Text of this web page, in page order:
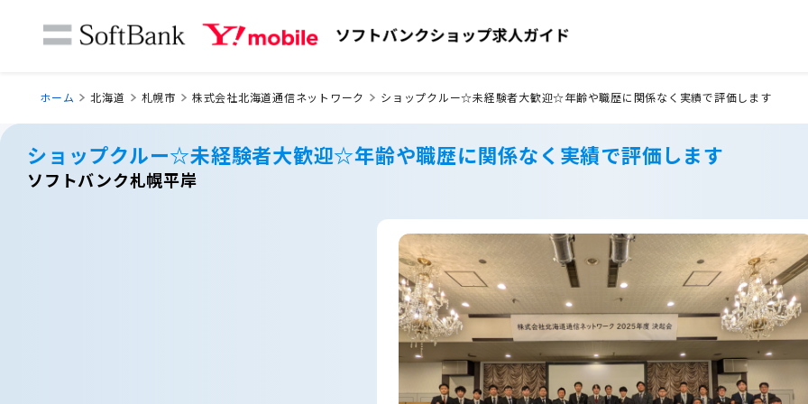
ホーム 北海道 札幌市 株式会社北海道通信ネットワーク ショップクルー☆未経験者大歓迎☆年齢や職歴に関係なく実績で評価します
ショップクルー☆未経験者大歓迎☆年齢や職歴に関係なく実績で評価します
ソフトバンク札幌平岸